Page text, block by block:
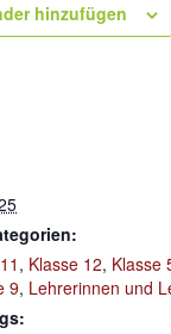
hinzufügen
, Klasse 12, Klasse
9, Lehrerinnen und